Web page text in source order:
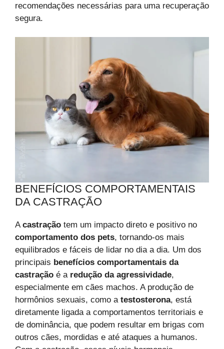
recomendações necessárias para uma recuperação
segura.
BENEFÍCIOS COMPORTAMENTAIS
DA CASTRAÇÃO
Acastração tem um impacto direto e positivo no
comportamento dos pets, tornando-os mais
equilibrados e fáceis de lidar no dia a dia. Um dos
principais benefícios comportamentais da
castração é a redução da agressividade,
especialmente em cães machos. A produção de
hormônios sexuais, como a testosterona, está
diretamente ligada a comportamentos territoriais e
de dominância, que podem resultar em brigas com
outros cães, mordidas e até ataques a humanos.